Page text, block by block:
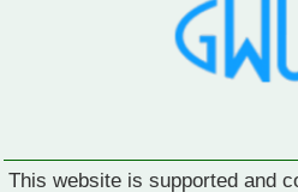
This website is supported and